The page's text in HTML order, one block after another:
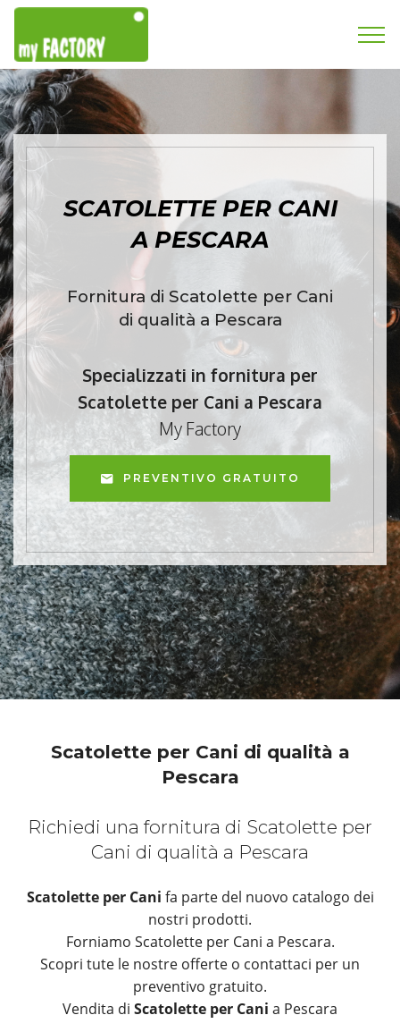
SCATOLETTE PER CANI
A PESCARA
Fornitura di Scatolette per Cani
di qualità a Pescara
Specializzati in fornitura per
Scatolette per Cani a Pescara
My Factory
PREVENTIVO GRATUITO
Scatolette per Cani di qualità a
Pescara
Richiedi una fornitura di Scatolette per
Cani di qualità a Pescara
Scatolette per Cani fa parte del nuovo catalogo dei
nostri prodotti.
Forniamo Scatolette per Cani a Pescara.
Scopri tute le nostre offerte o contattaci per un
preventivo gratuito.
Vendita di Scatolette per Cani a Pescara